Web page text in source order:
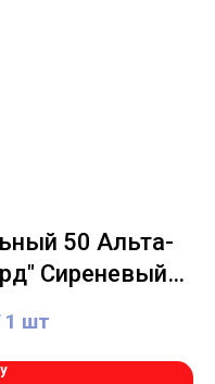
50 Альта-
Сиреневый
1 шт